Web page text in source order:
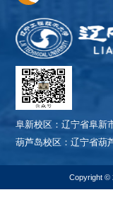
阜新校区：辽宁省阜新
葫芦岛校区：辽宁省葫
Copyright ©